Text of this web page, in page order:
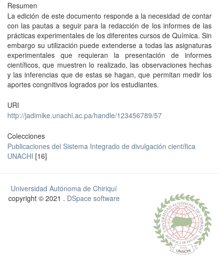
Resumen
La edición de este documento responde a la necesidad de contar
con las pautas a seguir para la redacción de los informes de las
prácticas experimentales de los diferentes cursos de Química. Sin
embargo su utilización puede extenderse a todas las asignaturas
experimentales que requieran la presentación de informes
científicos, que muestren lo realizado, las observaciones hechas
y las inferencias que de estas se hagan, que permitan medir los
aportes congnitivos logrados por los estudiantes.
URI
http://jadimike.unachi.ac.pa/handle/123456789/57
Colecciones
Publicaciones del Sistema Integrado de divulgación científica
UNACHI [16]
Universidad Autónoma de Chiriquí
copyright © 2021 . DSpace software